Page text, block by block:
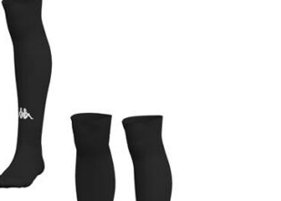
sont passées
auprès de nos fournisseurs.
ces dates, le
3 semaines.
est effectuée directement au club
est à récupérer auprès du